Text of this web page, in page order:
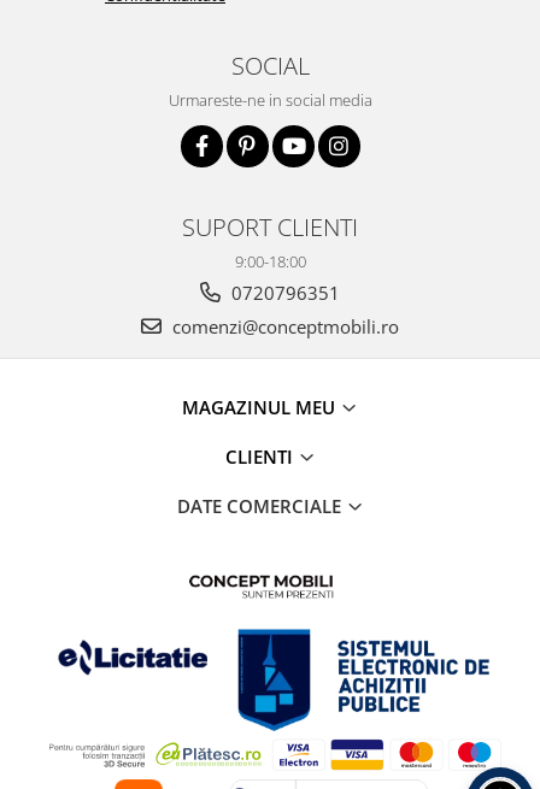
SOCIAL
Urmareste-ne in social media
SUPORT CLIENTI
9:00-18:00
0720796351
comenzi@conceptmobili.ro
MAGAZINUL MEU
CLIENTI
DATE COMERCIALE